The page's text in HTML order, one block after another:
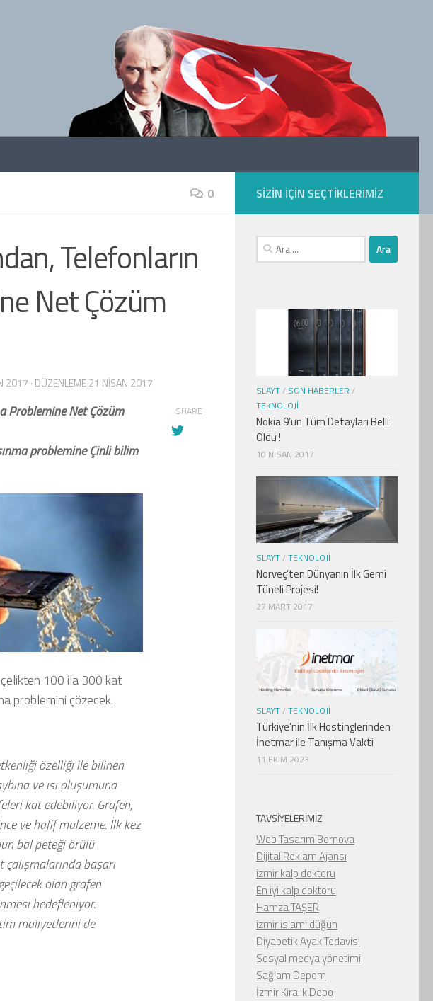
0
Telefonların
Net Çözüm
2017 · DÜZENLEME21 NISAN 2017
Problemine Net Çözüm
problemine Çinli bilim
100 ila 300 kat
problemini çözecek.
özelliği ile bilinen
ve ısı oluşumuna
kat edebiliyor. Grafen,
ve hafif malzeme. İlk kez
bal peteği örülü
başarı
olan grafen
hedefleniyor.
maliyetlerini de
SHARE
SIZIN IÇIN SEÇTIKLERIMIZ
Arama:
SLAYT/ SON HABERLER /
TEKNOLOJI
Nokia 9’un Tüm Detayları Belli
Oldu !
10 NISAN 2017
SLAYT/TEKNOLOJI
Norveç’ten Dünyanın İlk Gemi
Tüneli Projesi!
27 MART 2017
SLAYT/TEKNOLOJI
Türkiye’nin İlk Hostinglerinden
İnetmar ile Tanışma Vakti
11 EKIM 2023
TAVSIYELERIMIZ
Web Tasarım Bornova
Dijital Reklam Ajansı
izmir kalp doktoru
En iyi kalp doktoru
Hamza TAŞER
izmir islami düğün
Diyabetik Ayak Tedavisi
Sosyal medya yönetimi
Sağlam Depom
İzmir Kiralık Depo